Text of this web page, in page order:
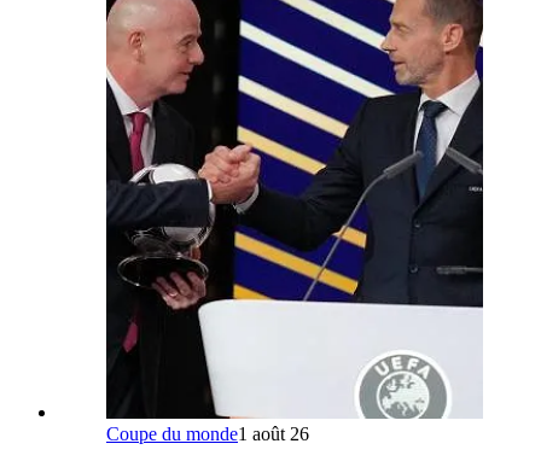
Coupe du monde1 août 26